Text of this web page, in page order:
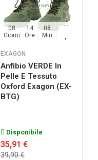
08
Giorni
14
Ore
08
Min
48
EXAGON
Anfibio VERDE In
Pelle E Tessuto
Oxford Exagon (EX-
BTG)
Disponibile
35,91 €
39,90 €